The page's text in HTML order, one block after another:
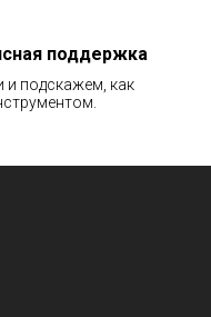
поддержка
подскажем, как